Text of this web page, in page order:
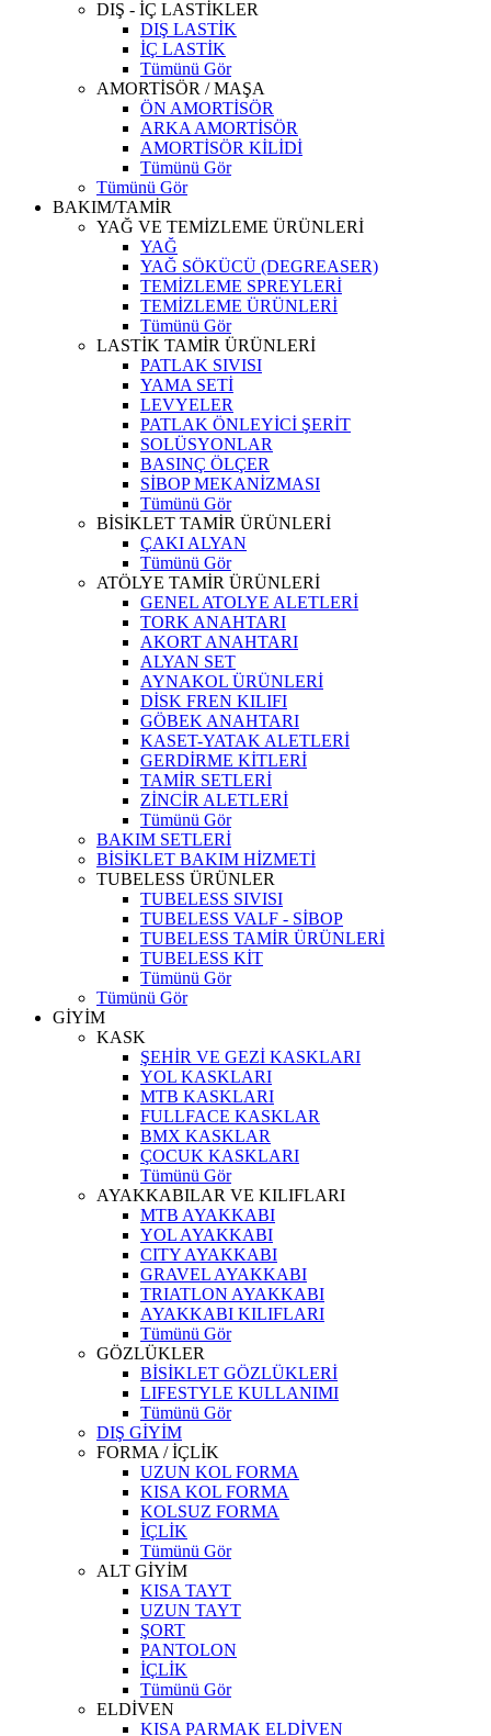
DIŞ - İÇ LASTİKLER
DIŞ LASTİK
İÇ LASTİK
Tümünü Gör
AMORTİSÖR / MAŞA
ÖN AMORTİSÖR
ARKA AMORTİSÖR
AMORTİSÖR KİLİDİ
Tümünü Gör
Tümünü Gör
BAKIM/TAMİR
YAĞ VE TEMİZLEME ÜRÜNLERİ
YAĞ
YAĞ SÖKÜCÜ (DEGREASER)
TEMİZLEME SPREYLERİ
TEMİZLEME ÜRÜNLERİ
Tümünü Gör
LASTİK TAMİR ÜRÜNLERİ
PATLAK SIVISI
YAMA SETİ
LEVYELER
PATLAK ÖNLEYİCİ ŞERİT
SOLÜSYONLAR
BASINÇ ÖLÇER
SİBOP MEKANİZMASI
Tümünü Gör
BİSİKLET TAMİR ÜRÜNLERİ
ÇAKI ALYAN
Tümünü Gör
ATÖLYE TAMİR ÜRÜNLERİ
GENEL ATOLYE ALETLERİ
TORK ANAHTARI
AKORT ANAHTARI
ALYAN SET
AYNAKOL ÜRÜNLERİ
DİSK FREN KILIFI
GÖBEK ANAHTARI
KASET-YATAK ALETLERİ
GERDİRME KİTLERİ
TAMİR SETLERİ
ZİNCİR ALETLERİ
Tümünü Gör
BAKIM SETLERİ
BİSİKLET BAKIM HİZMETİ
TUBELESS ÜRÜNLER
TUBELESS SIVISI
TUBELESS VALF - SİBOP
TUBELESS TAMİR ÜRÜNLERİ
TUBELESS KİT
Tümünü Gör
Tümünü Gör
GİYİM
KASK
ŞEHİR VE GEZİ KASKLARI
YOL KASKLARI
MTB KASKLARI
FULLFACE KASKLAR
BMX KASKLAR
ÇOCUK KASKLARI
Tümünü Gör
AYAKKABILAR VE KILIFLARI
MTB AYAKKABI
YOL AYAKKABI
CITY AYAKKABI
GRAVEL AYAKKABI
TRIATLON AYAKKABI
AYAKKABI KILIFLARI
Tümünü Gör
GÖZLÜKLER
BİSİKLET GÖZLÜKLERİ
LIFESTYLE KULLANIMI
Tümünü Gör
DIŞ GİYİM
FORMA / İÇLİK
UZUN KOL FORMA
KISA KOL FORMA
KOLSUZ FORMA
İÇLİK
Tümünü Gör
ALT GİYİM
KISA TAYT
UZUN TAYT
ŞORT
PANTOLON
İÇLİK
Tümünü Gör
ELDİVEN
KISA PARMAK ELDİVEN